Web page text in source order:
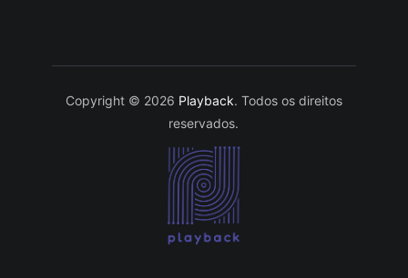
Copyright © 2026 Playback. Todos os direitos
reservados.